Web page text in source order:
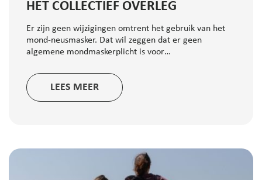
HET COLLECTIEF OVERLEG
Er zijn geen wijzigingen omtrent het gebruik van het
mond-neusmasker. Dat wil zeggen dat er geen
algemene mondmaskerplicht is voor…
LEES MEER